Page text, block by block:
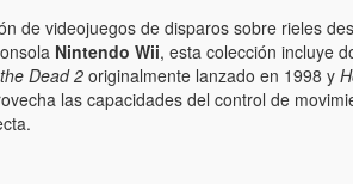
de videojuegos de disparos sobre rieles
Nintendo Wii, esta colección incluye
Dead 2 originalmente lanzado en 1998 y
las capacidades del control de